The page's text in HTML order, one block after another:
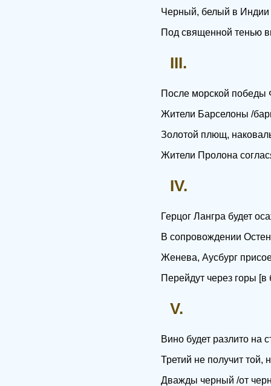
Черный, белый в
Под священной тенью
III.
После морской победы
Жители Барселоны /
Золотой плющ,
Жители Пролона
IV.
Герцог Лангра будет
В сопровождении
Женева, Аусбург
Перейдут через горы [в
V.
Вино будет разлито на
Третий не получит той,
Дважды черный /от